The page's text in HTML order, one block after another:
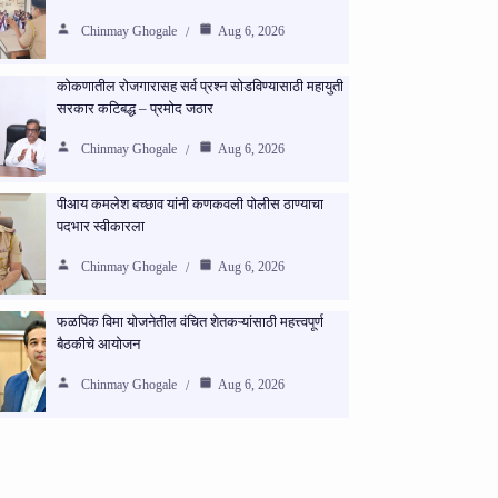
Chinmay Ghogale Aug 6, 2026
कोकणातील रोजगारासह सर्व प्रश्न सोडविण्यासाठी महायुती
सरकार कटिबद्ध – प्रमोद जठार
Chinmay Ghogale Aug 6, 2026
पीआय कमलेश बच्छाव यांनी कणकवली पोलीस ठाण्याचा
पदभार स्वीकारला
Chinmay Ghogale Aug 6, 2026
फळपिक विमा योजनेतील वंचित शेतकऱ्यांसाठी महत्त्वपूर्ण
बैठकीचे आयोजन
Chinmay Ghogale Aug 6, 2026